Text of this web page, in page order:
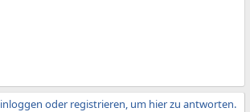
oder registrieren, um hier zu antworten.